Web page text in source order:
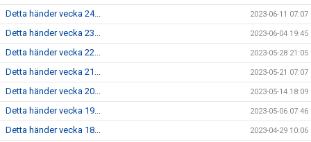
Detta händer vecka 24... 2023-06-11 07:07
Detta händer vecka 23... 2023-06-04 19:45
Detta händer vecka 22... 2023-05-28 21:05
Detta händer vecka 21... 2023-05-21 07:07
Detta händer vecka 20... 2023-05-14 18:09
Detta händer vecka 19... 2023-05-06 07:46
Detta händer vecka 18... 2023-04-29 10:06